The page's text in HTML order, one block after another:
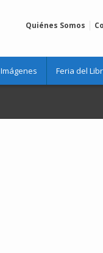
Quiénes Somos
Imágenes Feria del